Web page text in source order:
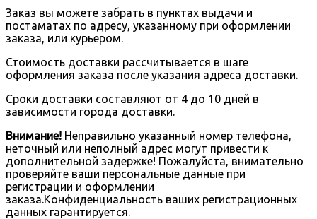
Заказ вы можете забрать в пунктах выдачи и
постаматах по адресу, указанному при оформлении
заказа, или курьером.
Стоимость доставки рассчитывается в шаге
оформления заказа после указания адреса доставки.
Сроки доставки составляют от 4 до 10 дней в
зависимости города доставки.
Внимание! Неправильно указанный номер телефона,
неточный или неполный адрес могут привести к
дополнительной задержке! Пожалуйста, внимательно
проверяйте ваши персональные данные при
регистрации и оформлении
заказа.Конфиденциальность ваших регистрационных
данных гарантируется.